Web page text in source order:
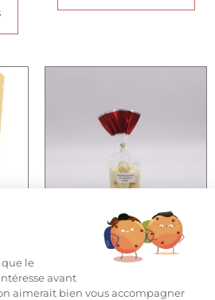
FRAISES FRAÎCHES AU
CHOCOLAT BLANC
10,70
le
avant
aimerait bien vous accompagner